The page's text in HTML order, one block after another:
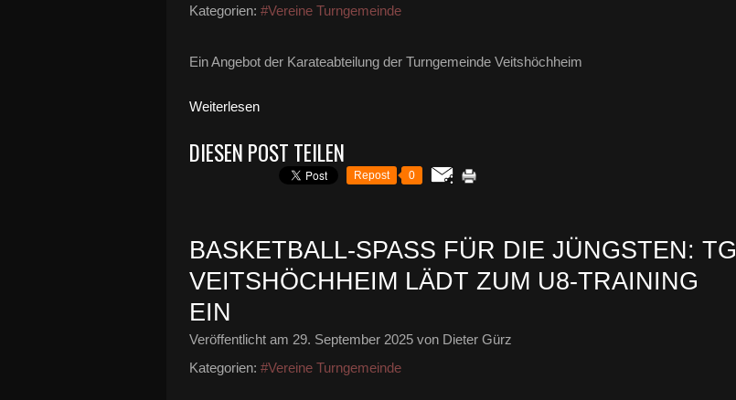
Kategorien: #Vereine Turngemeinde
Ein Angebot der Karateabteilung der Turngemeinde Veitshöchheim
Weiterlesen
DIESEN POST TEILEN
Repost 0
BASKETBALL-SPASS FÜR DIE JÜNGSTEN: TG V
EITSHÖCHHEIM LÄDT ZUM U8-TRAINING E
IN
Veröffentlicht am 29. September 2025 von Dieter Gürz
Kategorien: #Vereine Turngemeinde